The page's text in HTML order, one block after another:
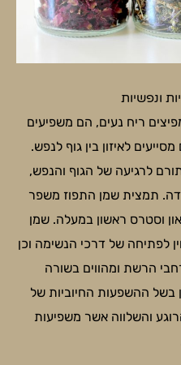
ונפשיות
ריח נעים, הם משפיעים
לאיזון בין גוף לנפש.
לרגיעה של הגוף והנפש,
תמצית שמן התפוז משפר
וסטרס ראשון במעלה. שמן
לפתיחה של דרכי הנשימה וכן
הרשת ומהווים בשורה
בשל ההשפעות החיוביות של
והשלווה אשר משפיעות